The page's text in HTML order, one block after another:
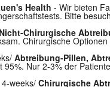
Health - Wir bieten
Bitte
Chirurgische
Chirurgische
Abtreibung-Pillen,
Nur 2-3% der
weeks/ Chirurgische